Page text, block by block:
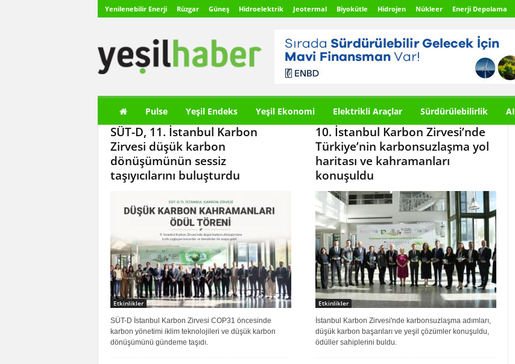
Yenilenebilir Enerji Rüzgar Güneş Hidroelektrik Jeotermal Biyokütle Hidrojen Nükleer Enerji Depolama
ş
Pulse Yeşil Endeks Yeşil Ekonomi Elektrikli Araçlar Sürdürülebilirlik AI
SÜT-D, 11. İstanbul Karbon
Zirvesi düşük karbon
dönüşümünün sessiz
taşıyıcılarını buluşturdu
Etkinlikler
SÜT-D İstanbul Karbon Zirvesi COP31 öncesinde
karbon yönetimi iklim teknolojileri ve düşük karbon
dönüşümünü gündeme taşıdı.
10. İstanbul Karbon Zirvesi’nde
Türkiye’nin karbonsuzlaşma yol
haritası ve kahramanları
konuşuldu
Etkinlikler
İstanbul Karbon Zirvesi'nde karbonsuzlaşma adımları,
düşük karbon başarıları ve yeşil çözümler konuşuldu,
ödüller sahiplerini buldu.